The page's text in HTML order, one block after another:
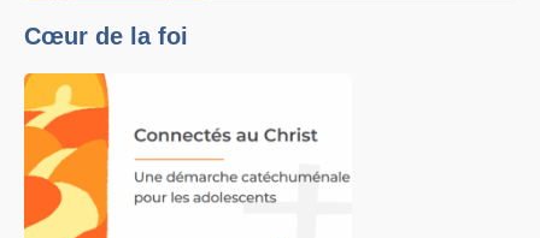
Cœur de la foi